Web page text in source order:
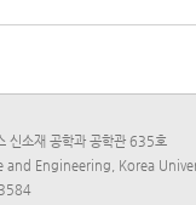
신소재 공학과 공학관 635호
Engineering, Korea